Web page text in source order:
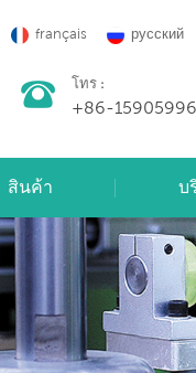
français русский
โทร :
+86-
สินค้า บ